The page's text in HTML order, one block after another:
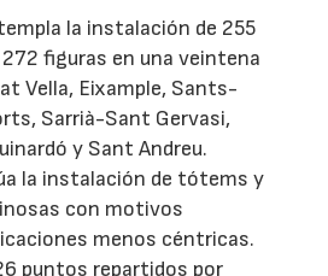
la instalación de 255
figuras en una veintena
Vella, Eixample, Sants-
Sarrià-Sant Gervasi,
y Sant Andreu.
la instalación de tótems y
con motivos
menos céntricas.
puntos repartidos por